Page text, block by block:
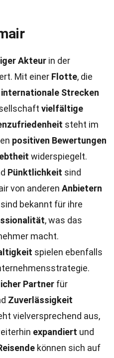
Akteur in der
Mit einer Flotte, die
internationale Strecken
vielfältige
steht im
positiven Bewertungen
widerspiegelt.
Pünktlichkeit sind
von anderen Anbietern
sind bekannt für ihre
, was das
macht.
spielen ebenfalls
Partner für
Zuverlässigkeit
vielversprechend aus,
expandiert und
können sich auf